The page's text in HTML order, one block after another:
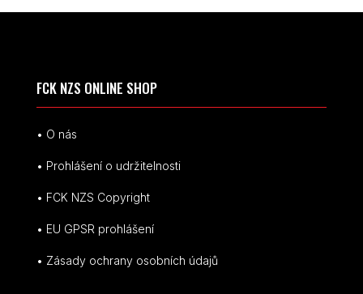
FCK NZS ONLINE SHOP
• O nás
• Prohlášení o udržitelnosti
• FCK NZS Copyright
• EU GPSR prohlášení
• Zásady ochrany osobních údajů